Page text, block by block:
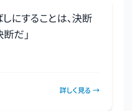
にすることは、決断
断だ 」
詳しく見る →